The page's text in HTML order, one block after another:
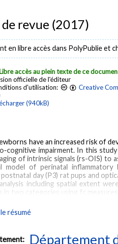
revue (2017)
en libre accès dans PolyPublie et
accès au plein texte de ce
officielle de l'éditeur
d'utilisation:
Creative
(940kB)
résumé
have an increased risk of
cognitive impairment. In this
of intrinsic signals (rs-OIS) to
model of perinatal inflammatory
day (P3) rat pups and
including spatial extent
in two categories using fc
across contrasts and seeds
were applied successfully,
showing the long-standing effect of
Département